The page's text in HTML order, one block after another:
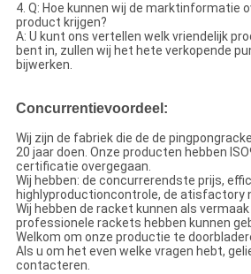
4. Q: Hoe kunnen wij de marktinformatie
product krijgen?
A: U kunt ons vertellen welk vriendelijk
bent in, zullen wij het hete verkopende
bijwerken.
Concurrentievoordeel:
Wij zijn de fabriek die de de
20 jaar doen. Onze producten hebben
certificatie overgegaan.
Wij hebben: de concurrerendste prijs,
highlyproductioncontrole, de atisfactory
Wij hebben de racket kunnen als
professionele rackets hebben kunnen
Welkom om onze productie te
Als u om het even welke vragen hebt,
contacteren.